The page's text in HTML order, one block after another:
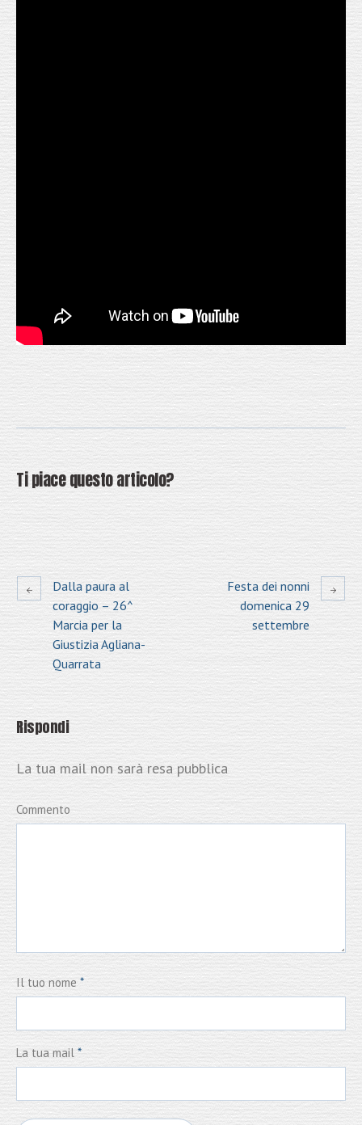
Ti piace questo articolo?
Dalla paura al
coraggio – 26^
Marcia per la
Giustizia Agliana-
Quarrata
Festa dei nonni
domenica 29
settembre
Rispondi
La tua mail non sarà resa pubblica
Commento
Il tuo nome *
La tua mail *